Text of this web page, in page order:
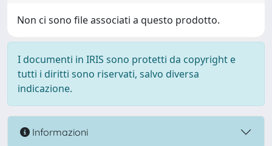
Non ci sono file associati a questo prodotto.
I documenti in IRIS sono protetti da copyright e
tutti i diritti sono riservati, salvo diversa
indicazione.
Informazioni